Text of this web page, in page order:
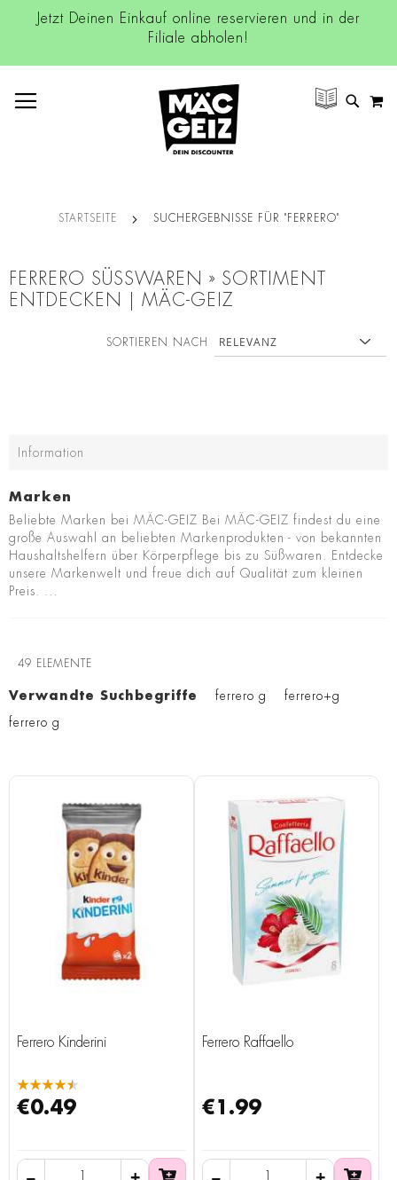
Jetzt Deinen Einkauf online reservieren und in der
Filiale abholen!
SUCHE
STARTSEITE SUCHERGEBNISSE FÜR "FERRERO"
FERRERO SÜSSWAREN » SORTIMENT E
NTDECKEN | MÄC-GEIZ
Information
Marken
Beliebte Marken bei MÄC-GEIZ Bei MÄC-GEIZ findest du eine
große Auswahl an beliebten Markenprodukten - von bekannten
Haushaltshelfern über Körperpflege bis zu Süßwaren. Entdecke
unsere Markenwelt und freue dich auf Qualität zum kleinen
Preis. ...
49 ELEMENTE
SORTIEREN NACH
Verwandte Suchbegriffe ferrero g ferrero+g
ferrero g
Ferrero Kinderini
★★★★★
€0.49
Ferrero Raffaello
€1.99